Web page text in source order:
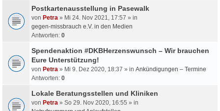
Postkartenausstellung in Pasewalk
von Petra » Mi 24. Nov 2021, 17:57 » in
gegen-missbrauch e.V. in den Medien
Antworten: 0
Spendenaktion #DKBHerzenswunsch – Wir brauchen
Eure Unterstützung!
von Petra » Mi 9. Dez 2020, 18:37 » in Ankündigungen – Termine
Antworten: 0
Lokale Beratungsstellen und Kliniken
von Petra » So 29. Nov 2020, 16:55 » in